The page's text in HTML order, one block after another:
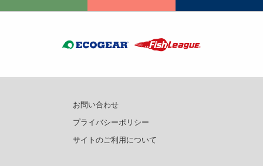
お問い合わせ
プライバシーポリシー
サイトのご利用について